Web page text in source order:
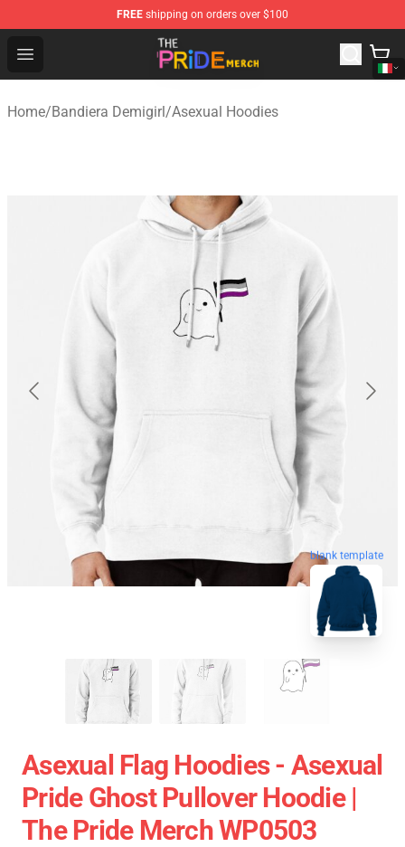
FREE shipping on orders over $100
Open menu
The Pride Shop - Official The Pride Merchandise Store
Home/Bandiera Demigirl/Asexual Hoodies
blank template
Asexual Flag Hoodies - Asexual
Pride Ghost Pullover Hoodie |
The Pride Merch WP0503